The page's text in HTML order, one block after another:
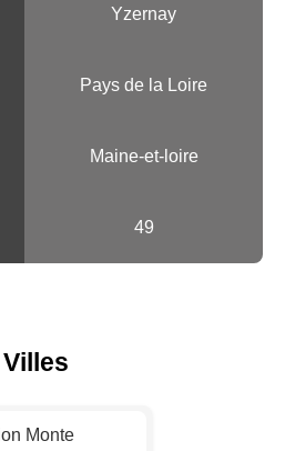
Yzernay
Pays de la Loire
Maine-et-loire
49
Villes
Monte